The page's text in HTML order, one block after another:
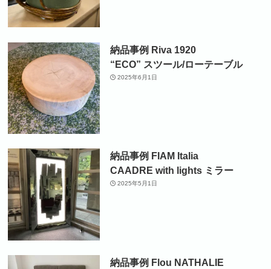
納品事例 Riva 1920
“ECO” スツール/ローテーブル
2025年6月1日
納品事例 FIAM Italia
CAADRE with lights ミラー
2025年5月1日
納品事例 Flou NATHALIE